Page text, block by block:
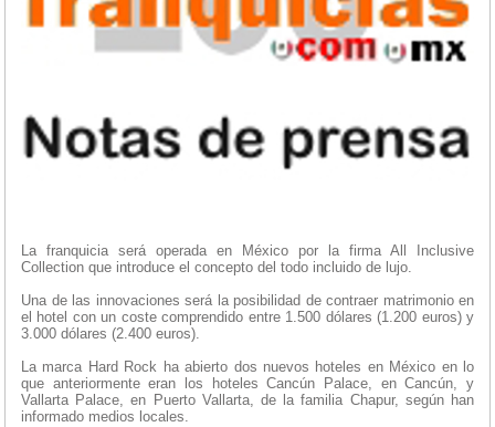
La franquicia será operada en México por la firma All Inclusive
Collection que introduce el concepto del todo incluido de lujo.
Una de las innovaciones será la posibilidad de contraer matrimonio en
el hotel con un coste comprendido entre 1.500 dólares (1.200 euros) y
3.000 dólares (2.400 euros).
La marca Hard Rock ha abierto dos nuevos hoteles en México en lo
que anteriormente eran los hoteles Cancún Palace, en Cancún, y
Vallarta Palace, en Puerto Vallarta, de la familia Chapur, según han
informado medios locales.